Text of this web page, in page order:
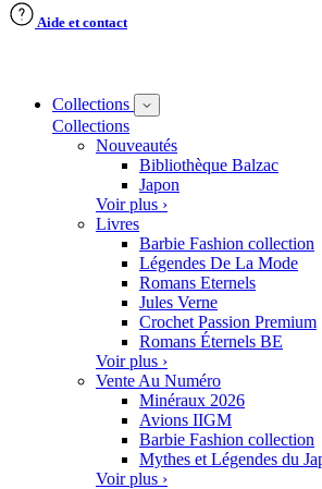
Aide et contact
Collections
Collections
Nouveautés
Bibliothèque Balzac
Japon
Voir plus ›
Livres
Barbie Fashion collection
Légendes De La Mode
Romans Eternels
Jules Verne
Crochet Passion Premium
Romans Éternels BE
Voir plus ›
Vente Au Numéro
Minéraux 2026
Avions IIGM
Barbie Fashion collection
Mythes et Légendes du
Voir plus ›